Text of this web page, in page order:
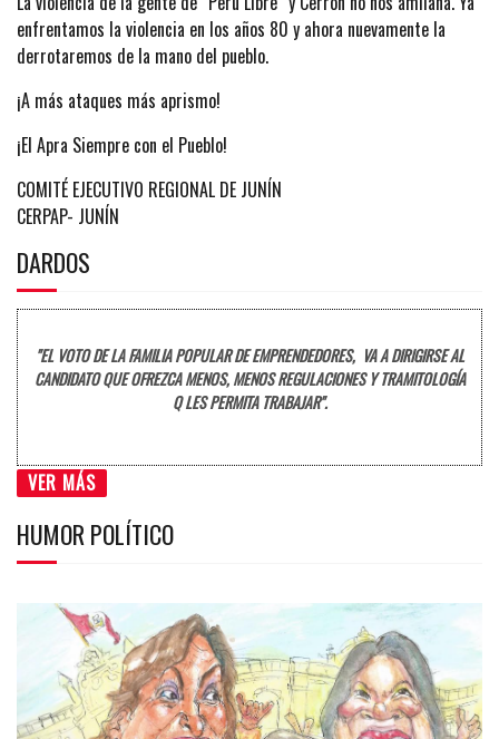
enfrentamos la violencia en los años 80 y ahora nuevamente la
derrotaremos de la mano del pueblo.
¡A más ataques más aprismo!
¡El Apra Siempre con el Pueblo!
COMITÉ EJECUTIVO REGIONAL DE JUNÍN
CERPAP- JUNÍN
DARDOS
"EL VOTO DE LA FAMILIA POPULAR DE EMPRENDEDORES, VA A DIRIGIRSE AL
CANDIDATO QUE OFREZCA MENOS, MENOS REGULACIONES Y TRAMITOLOGÍA
Q LES PERMITA TRABAJAR".
VER MÁS
HUMOR POLÍTICO